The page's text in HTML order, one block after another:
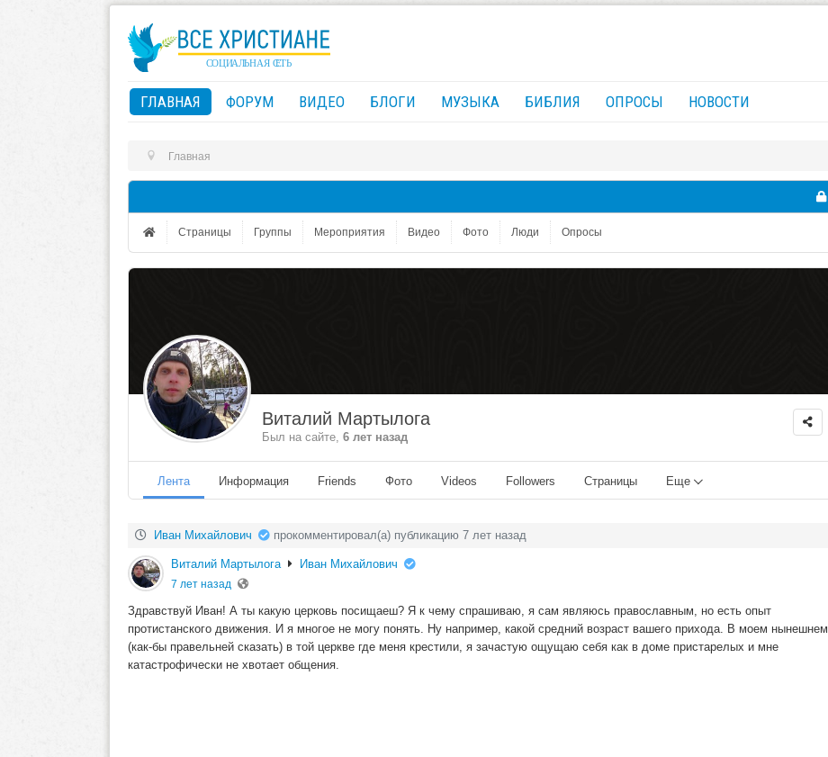
ГЛАВНАЯ ФОРУМ ВИДЕО БЛОГИ МУЗЫКА БИБЛИЯ ОПРОСЫ НОВОСТИ
Главная
Страницы Группы Мероприятия Видео Фото Люди Опросы
Виталий Мартылога
Был на сайте, 6 лет назад
Лента Информация Friends Фото Videos Followers Страницы Еще
Иван Михайлович прокомментировал(а) публикацию 7 лет назад
Виталий Мартылога Иван Михайлович
7 лет назад
Здравствуй Иван! А ты какую церковь посищаеш? Я к чему спрашиваю, я сам являюсь православным, но есть опыт
протистанского движения. И я многое не могу понять. Ну например, какой средний возраст вашего прихода. В моем нынешнем
(как-бы правельней сказать) в той церкве где меня крестили, я зачастую ощущаю себя как в доме пристарелых и мне
катастрофически не хвотает общения.